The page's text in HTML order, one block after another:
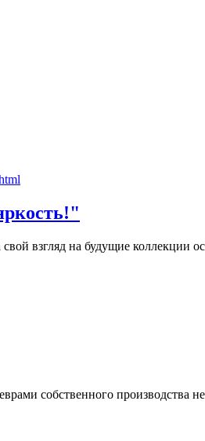
взгляд на будущие коллекции
собственного производства